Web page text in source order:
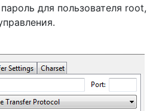
для пользователя root,